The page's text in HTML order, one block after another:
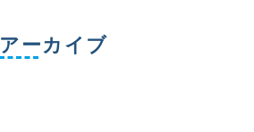
アーカイブ